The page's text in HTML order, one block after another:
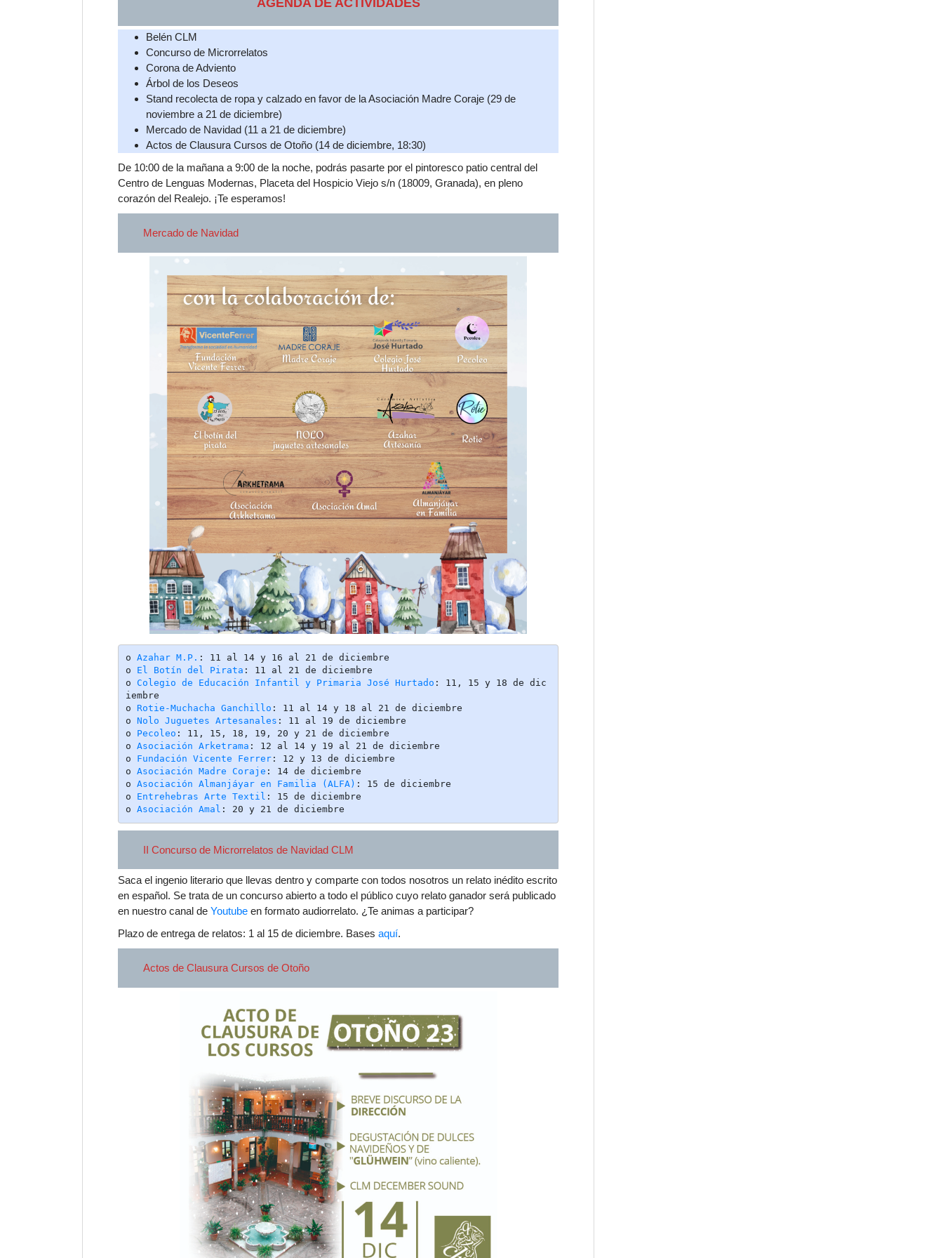
AGENDA DE ACTIVIDADES
Belén CLM
Concurso de Microrrelatos
Corona de Adviento
Árbol de los Deseos
Stand recolecta de ropa y calzado en favor de la Asociación Madre Coraje (29 de
noviembre a 21 de diciembre)
Mercado de Navidad (11 a 21 de diciembre)
Actos de Clausura Cursos de Otoño (14 de diciembre, 18:30)
De 10:00 de la mañana a 9:00 de la noche, podrás pasarte por el pintoresco patio central del
Centro de Lenguas Modernas, Placeta del Hospicio Viejo s/n (18009, Granada), en pleno
corazón del Realejo. ¡Te esperamos!
Mercado de Navidad
o Azahar M.P. : 11 al 14 y 16 al 21 de diciembre
o El Botín del Pirata : 11 al 21 de diciembre
o Colegio de Educación Infantil y Primaria José Hurtado : 11, 15 y 18 de dic
iembre
o Rotie-Muchacha Ganchillo : 11 al 14 y 18 al 21 de diciembre
o Nolo Juguetes Artesanales : 11 al 19 de diciembre
o Pecoleo : 11, 15, 18, 19, 20 y 21 de diciembre
o Asociación Arketrama : 12 al 14 y 19 al 21 de diciembre
o Fundación Vicente Ferrer: 12 y 13 de diciembre
o Asociación Madre Coraj e : 14 de diciembre
o Asociación Almanjáyar en Familia (ALFA) : 15 de diciembre
o Entrehebras Arte Textil : 15 de diciembre
o Asociación Amal : 20 y 21 de diciembre
II Concurso de Microrrelatos de Navidad CLM
Saca el ingenio literario que llevas dentro y comparte con todos nosotros un relato inédito escrito
en español. Se trata de un concurso abierto a todo el público cuyo relato ganador será publicado
en nuestro canal de Youtube en formato audiorrelato. ¿Te animas a participar?
Plazo de entrega de relatos: 1 al 15 de diciembre. Bases aquí.
Actos de Clausura Cursos de Otoño